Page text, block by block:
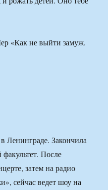
«Как не выйти замуж.
Ленинграде. Закончила
После
затем на радио
сейчас ведет шоу на